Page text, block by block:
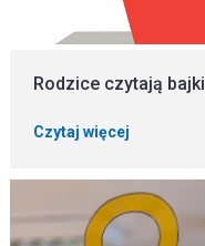
Rodzice czytają bajki
Czytaj więcej